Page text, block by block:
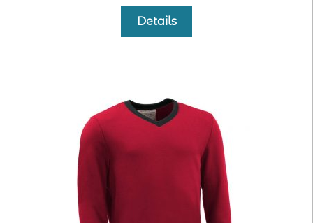
Details
Die
Optionen
können
auf
Produktseite
gewählt